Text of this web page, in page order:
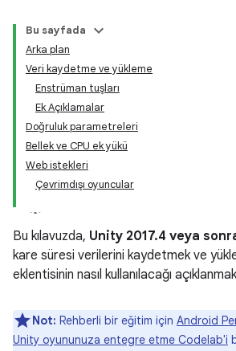
Bu sayfada
Arka plan
Veri kaydetme ve yükleme
Enstrüman tuşları
Ek Açıklamalar
Doğruluk parametreleri
Bellek ve CPU ek yükü
Web istekleri
Çevrimdışı oyuncular
Bu kılavuzda, Unity 2017.4 veya
kare süresi verilerini kaydetmek ve
eklentisinin nasıl kullanılacağı
Not: Rehberli bir eğitim için Android
Unity oyununuza entegre etme Codelab'i